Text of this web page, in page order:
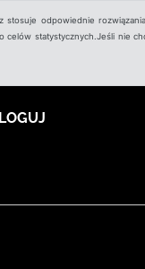
odpowiednie
statystycznych.Jeśli nie